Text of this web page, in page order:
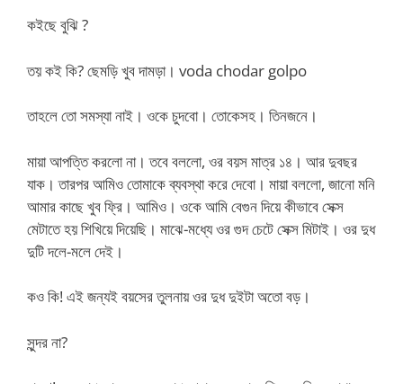
কইছে বুঝি ?
তয় কই কি? ছেমড়ি খুব দামড়া। voda chodar golpo
তাহলে তো সমস্যা নাই। ওকে চুদবো। তোকেসহ। তিনজনে।
মায়া আপত্তি করলো না। তবে বললো, ওর বয়স মাত্র ১৪। আর দুবছর
যাক। তারপর আমিও তোমাকে ব্যবস্থা করে দেবো। মায়া বললো, জানো মনি
আমার কাছে খুব ফ্রি। আমিও। ওকে আমি বেগুন দিয়ে কীভাবে সেক্স
মেটাতে হয় শিখিয়ে দিয়েছি। মাঝে-মধ্যে ওর গুদ চেটে সেক্স মিটাই। ওর দুধ
দুটি দলে-মলে দেই।
কও কি! এই জন্যই বয়সের তুলনায় ওর দুধ দুইটা অতো বড়।
সুন্দর না?